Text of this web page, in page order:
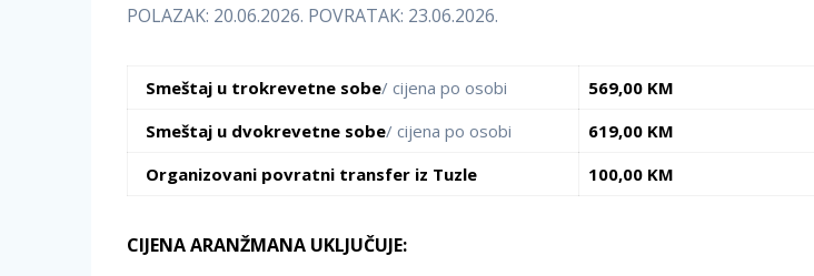
POLAZAK: 20.06.2026. POVRATAK: 23.06.2026.
Smeštaj u trokrevetne sobe/ cijena po osobi
569,00 KM
Smeštaj u dvokrevetne sobe/ cijena po osobi
619,00 KM
Organizovani povratni transfer iz Tuzle
100,00 KM
CIJENA ARANŽMANA UKLJUČUJE: